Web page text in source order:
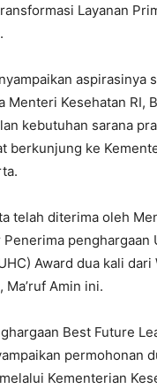
Layanan
aspirasinya
Menteri Kesehatan RI,
kebutuhan sarana
berkunjung ke
telah diterima oleh
Penerima penghargaan
Award dua kali dari
Ma’ruf Amin ini.
Best Future
permohonan
Kementerian